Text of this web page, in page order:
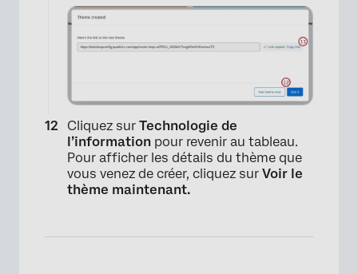
Cliquez sur Technologie de
l’information pour revenir au tableau.
Pour afficher les détails du thème que
vous venez de créer, cliquez sur Voir le
thème maintenant.